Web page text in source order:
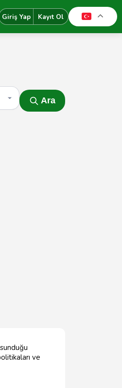
Giriş Yap Kayıt Ol
Ara
ve